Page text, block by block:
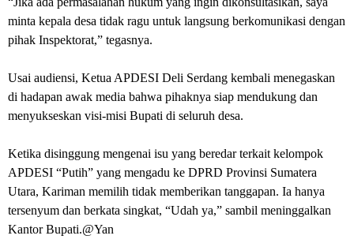
minta kepala desa tidak ragu untuk langsung berkomunikasi dengan
pihak Inspektorat,” tegasnya.
Usai audiensi, Ketua APDESI Deli Serdang kembali menegaskan
di hadapan awak media bahwa pihaknya siap mendukung dan
menyukseskan visi-misi Bupati di seluruh desa.
Ketika disinggung mengenai isu yang beredar terkait kelompok
APDESI “Putih” yang mengadu ke DPRD Provinsi Sumatera
Utara, Kariman memilih tidak memberikan tanggapan. Ia hanya
tersenyum dan berkata singkat, “Udah ya,” sambil meninggalkan
Kantor Bupati.@Yan